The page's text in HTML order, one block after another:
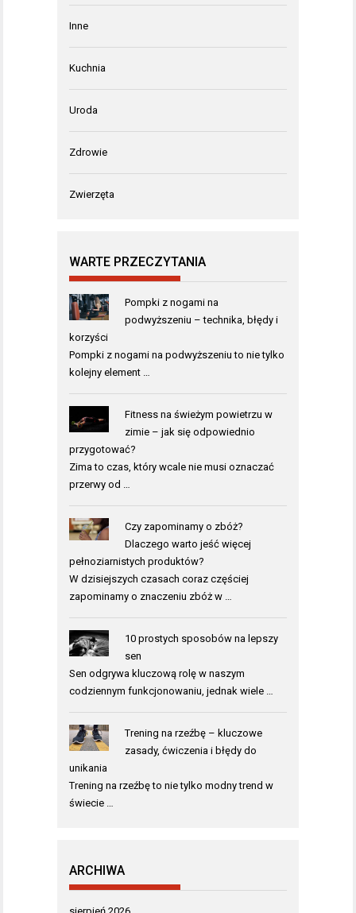
Inne
Kuchnia
Uroda
Zdrowie
Zwierzęta
WARTE PRZECZYTANIA
Pompki z nogami na
podwyższeniu – technika, błędy i
korzyści
Pompki z nogami na podwyższeniu to nie tylko
kolejny element …
Fitness na świeżym powietrzu w
zimie – jak się odpowiednio
przygotować?
Zima to czas, który wcale nie musi oznaczać
przerwy od …
Czy zapominamy o zbóż?
Dlaczego warto jeść więcej
pełnoziarnistych produktów?
W dzisiejszych czasach coraz częściej
zapominamy o znaczeniu zbóż w …
10 prostych sposobów na lepszy
sen
Sen odgrywa kluczową rolę w naszym
codziennym funkcjonowaniu, jednak wiele …
Trening na rzeźbę – kluczowe
zasady, ćwiczenia i błędy do
unikania
Trening na rzeźbę to nie tylko modny trend w
świecie …
ARCHIWA